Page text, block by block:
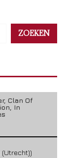
ZOEKEN
Clan Of
In
(Utrecht))